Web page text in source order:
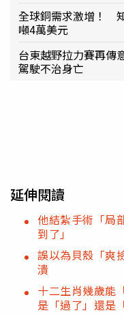
全球銅需求激增！
噸4萬美元
台東越野拉力賽再傳
駕駛不治身亡
延伸閱讀
他結紮手術「局
到了」
誤以為貝殼「爽
潰
十二生肖幾歲能
是「過了」還是